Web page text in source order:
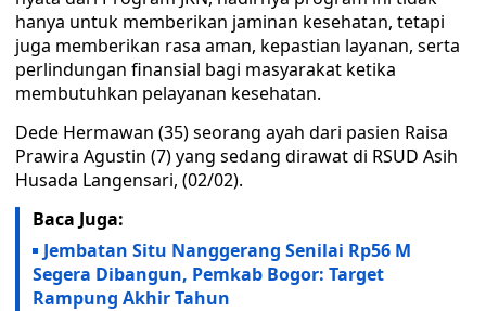
hanya untuk memberikan jaminan kesehatan, tetapi
juga memberikan rasa aman, kepastian layanan, serta
perlindungan finansial bagi masyarakat ketika
membutuhkan pelayanan kesehatan.
Dede Hermawan (35) seorang ayah dari pasien Raisa
Prawira Agustin (7) yang sedang dirawat di RSUD Asih
Husada Langensari, (02/02).
Baca Juga:
Jembatan Situ Nanggerang Senilai Rp56 M
Segera Dibangun, Pemkab Bogor: Target
Rampung Akhir Tahun